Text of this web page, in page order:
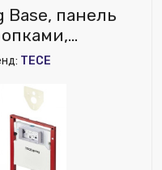
витрине mag1c:
Base, панель
унитаз
TECE